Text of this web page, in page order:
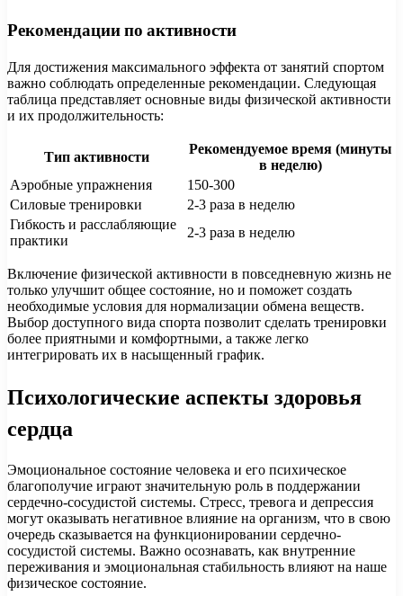
Рекомендации по активности
Для достижения максимального эффекта от занятий спортом
важно соблюдать определенные рекомендации. Следующая
таблица представляет основные виды физической активности
и их продолжительность:
Тип активности
Рекомендуемое время (минуты
в неделю)
Аэробные упражнения
150-300
Силовые тренировки
2-3 раза в неделю
Гибкость и расслабляющие
практики
2-3 раза в неделю
Включение физической активности в повседневную жизнь не
только улучшит общее состояние, но и поможет создать
необходимые условия для нормализации обмена веществ.
Выбор доступного вида спорта позволит сделать тренировки
более приятными и комфортными, а также легко
интегрировать их в насыщенный график.
Психологические аспекты здоровья
сердца
Эмоциональное состояние человека и его психическое
благополучие играют значительную роль в поддержании
сердечно-сосудистой системы. Стресс, тревога и депрессия
могут оказывать негативное влияние на организм, что в свою
очередь сказывается на функционировании сердечно-
сосудистой системы. Важно осознавать, как внутренние
переживания и эмоциональная стабильность влияют на наше
физическое состояние.